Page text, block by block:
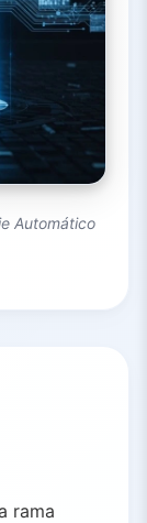
Automático
rama